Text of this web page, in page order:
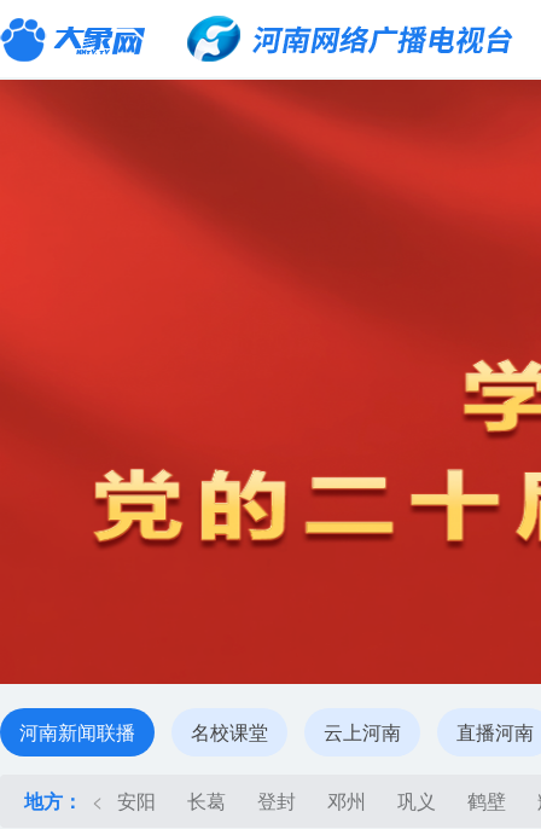
河南新闻联播 名校课堂 云上河南 直播河南
地方： < 安阳 长葛 登封 邓州 巩义 鹤壁